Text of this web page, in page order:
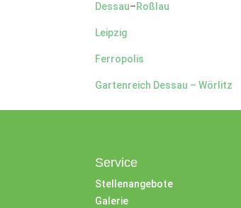
Dessau–Roßlau
Leipzig
Ferropolis
Gartenreich Dessau – Wörlitz
Service
Stellenangebote
Galerie